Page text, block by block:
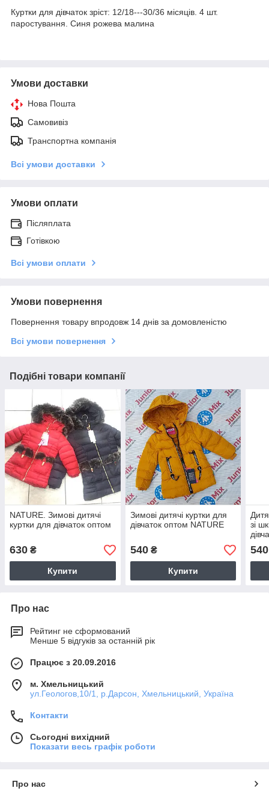
Куртки для дівчаток зріст: 12/18---30/36 місяців. 4 шт.
паростування. Синя рожева малина
Умови доставки
Нова Пошта
Самовивіз
Транспортна компанія
Всі умови доставки
Умови оплати
Післяплата
Готівкою
Всі умови оплати
Умови повернення
Повернення товару впродовж 14 днів за домовленістю
Всі умови повернення
Подібні товари компанії
NATURE. Зимові дитячі
куртки для дівчаток оптом
630 ₴
Купити
Зимові дитячі куртки для
дівчаток оптом NATURE
540₴
Купити
зі
540
Про нас
Рейтинг не сформований
Менше 5 відгуків за останній рік
Працює з 20.09.2016
м. Хмельницький
ул.Геологов,10/1, р.Дарсон, Хмельницький, Україна
Контакти
Сьогодні вихідний
Показати весь графік роботи
Про нас